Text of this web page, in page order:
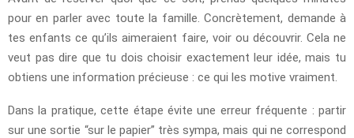
pour en parler avec toute la famille. Concrètement, demande à
tes enfants ce qu’ils aimeraient faire, voir ou découvrir. Cela ne
veut pas dire que tu dois choisir exactement leur idée, mais tu
obtiens une information précieuse : ce qui les motive vraiment.
Dans la pratique, cette étape évite une erreur fréquente : partir
sur une sortie “sur le papier” très sympa, mais qui ne correspond